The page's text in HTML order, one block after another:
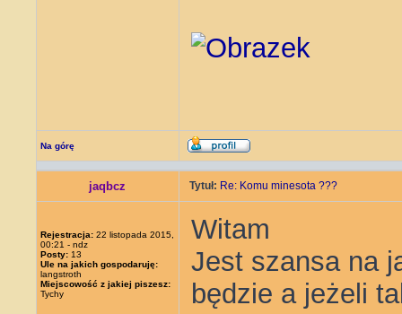
Na górę
jaqbcz Tytuł: Re: Komu minesota ???
Rejestracja: 22 listopada 2015,
00:21 - ndz
Posty: 13
Ule na jakich gospodaruję:
langstroth
Miejscowość z jakiej piszesz:
Tychy
Witam
Jest szansa na
będzie a jeżeli